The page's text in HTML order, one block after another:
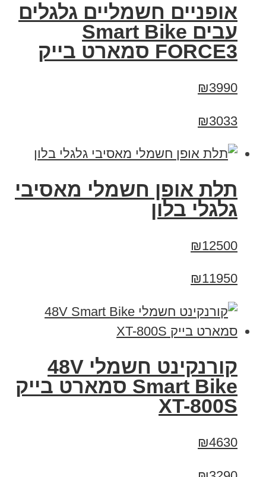
אופניים חשמליים גלגלים
עבים Smart Bike
FORCE3 סמארט בייק
₪3990
₪3033
תלת אופן חשמלי מאסיבי
גלגלי בלון
₪12500
₪11950
קורנקינט חשמלי 48V
Smart Bike סמארט בייק
XT-800S
₪4630